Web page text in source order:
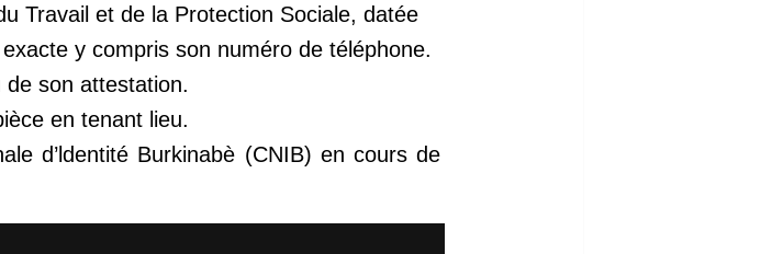
Travail et de la Protection Sociale, datée
y compris son numéro de téléphone.
de son attestation.
en tenant lieu.
d’ldentité Burkinabè (CNIB) en cours de